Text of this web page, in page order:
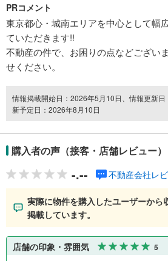
PRコメント
東京都心・城南エリアを中心として幅
ていただきます!!
不動産の件で、お困りの点などござい
せください。
情報掲載開始日：2026年5月10日、情報更新
新予定日：2026年8月10日
購入者の声（接客・店舗レビュー）
-.-- 不動産会社レ
実際に物件を購入したユーザーから
掲載しています。
店舗の印象・雰囲気 5